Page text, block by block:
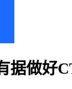
据做好